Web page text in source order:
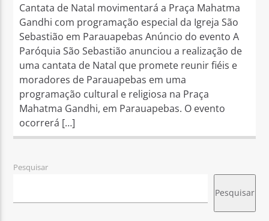
Cantata de Natal movimentará a Praça Mahatma
Gandhi com programação especial da Igreja São
Sebastião em Parauapebas Anúncio do evento A
Paróquia São Sebastião anunciou a realização de
uma cantata de Natal que promete reunir fiéis e
moradores de Parauapebas em uma
programação cultural e religiosa na Praça
Mahatma Gandhi, em Parauapebas. O evento
ocorrerá […]
Pesquisar
Pesquisar